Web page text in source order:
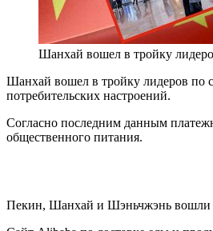
Шанхай вошел в тройку
Шанхай вошел в тройку лидеров по
потребительских настроений.
Согласно последним данным
общественного питания.
Пекин, Шанхай и Шэньчжэнь вошли